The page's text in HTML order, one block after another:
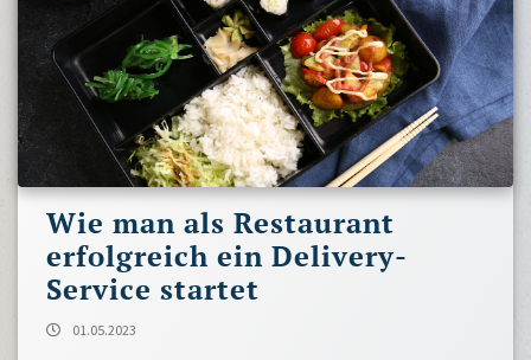
Wie man als Restaurant
erfolgreich ein Delivery-
Service startet
01.05.2023